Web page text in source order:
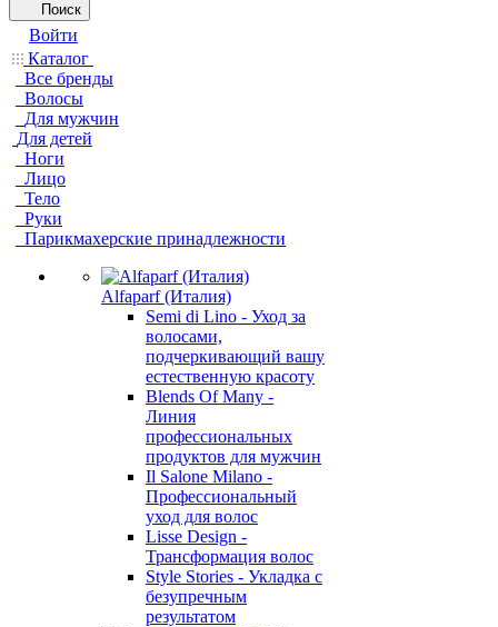
Поиск
Войти
Каталог
Все бренды
Волосы
Для мужчин
Для детей
Ноги
Лицо
Тело
Руки
Парикмахерские принадлежности
Alfaparf (Италия)
Semi di Lino - Уход за
волосами,
подчеркивающий вашу
естественную красоту
Blends Of Many -
Линия
профессиональных
продуктов для мужчин
Il Salone Milano -
Профессиональный
уход для волос
Lisse Design -
Трансформация волос
Style Stories - Укладка с
безупречным
результатом